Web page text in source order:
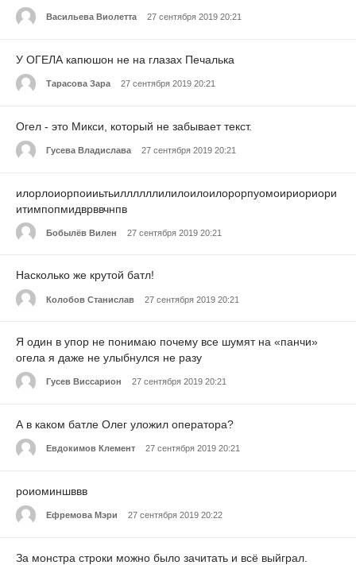
Васильева Виолетта 27 сентября 2019 20:21
У ОГЕЛА капюшон не на глазах Печалька
Тарасова Зара 27 сентября 2019 20:21
Огел - это Микси, который не забывает текст.
Гусева Владислава 27 сентября 2019 20:21
илорлоиорпоииьтьиллллллилилоилоилорорпуомоириориори
итимпопмидврввчнпв
Бобылёв Вилен 27 сентября 2019 20:21
Насколько же крутой батл!
Колобов Станислав 27 сентября 2019 20:21
Я один в упор не понимаю почему все шумят на «панчи»
огела я даже не улыбнулся не разу
Гусев Виссарион 27 сентября 2019 20:21
А в каком батле Олег уложил оператора?
Евдокимов Клемент 27 сентября 2019 20:21
роиоминшввв
Ефремова Мэри 27 сентября 2019 20:22
За монстра строки можно было зачитать и всё выйграл.